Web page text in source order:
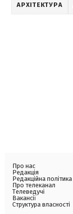
АРХІТЕКТУРА
Про нас
Редакція
Редакційна політика
Про телеканал
Телеведучі
Вакансії
Структура власності